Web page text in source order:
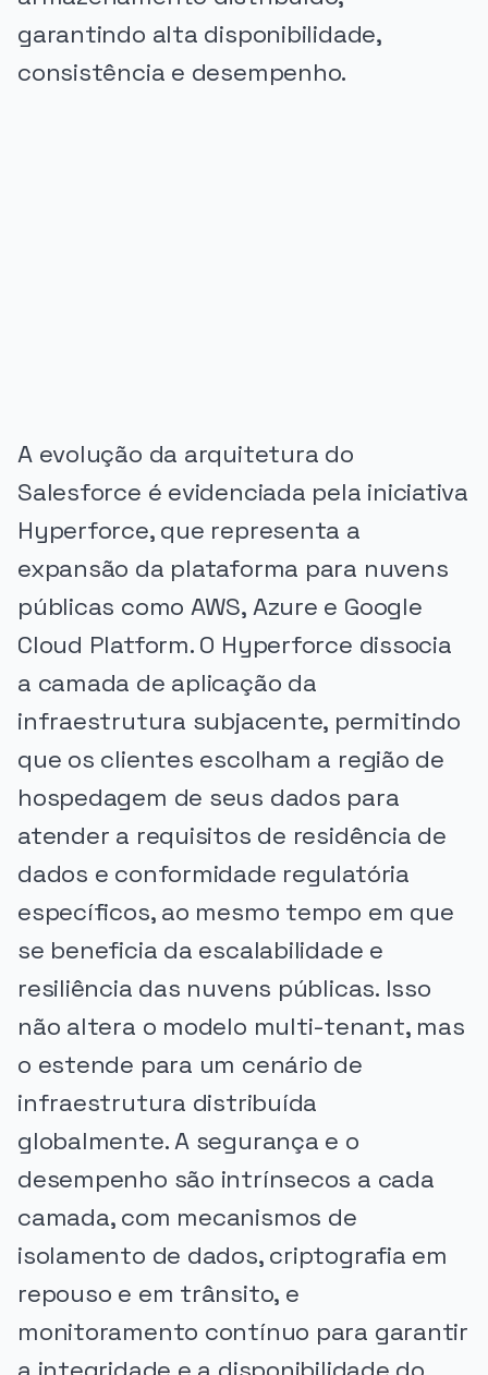
garantindo alta disponibilidade,
consistência e desempenho.
A evolução da arquitetura do
Salesforce é evidenciada pela iniciativa
Hyperforce, que representa a
expansão da plataforma para nuvens
públicas como AWS, Azure e Google
Cloud Platform. O Hyperforce dissocia
a camada de aplicação da
infraestrutura subjacente, permitindo
que os clientes escolham a região de
hospedagem de seus dados para
atender a requisitos de residência de
dados e conformidade regulatória
específicos, ao mesmo tempo em que
se beneficia da escalabilidade e
resiliência das nuvens públicas. Isso
não altera o modelo multi-tenant, mas
o estende para um cenário de
infraestrutura distribuída
globalmente. A segurança e o
desempenho são intrínsecos a cada
camada, com mecanismos de
isolamento de dados, criptografia em
repouso e em trânsito, e
monitoramento contínuo para garantir